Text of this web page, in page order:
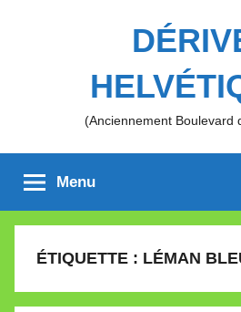
(Anciennement Boulevard
Menu
ÉTIQUETTE : LÉMAN